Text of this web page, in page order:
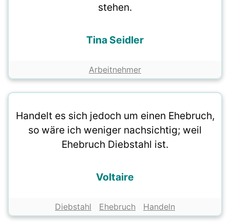
stehen.
Tina Seidler
Arbeitnehmer
Handelt es sich jedoch um einen Ehebruch,
so wäre ich weniger nachsichtig; weil
Ehebruch Diebstahl ist.
Voltaire
Diebstahl Ehebruch Handeln